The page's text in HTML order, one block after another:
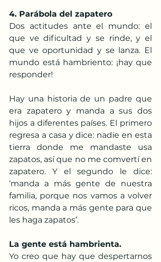
4. Parábola del zapatero
Dos actitudes ante el mundo: el
que ve dificultad y se rinde, y el
que ve oportunidad y se lanza. El
mundo está hambriento: ¡hay que
responder!
Hay una historia de un padre que
era zapatero y manda a sus dos
hijos a diferentes países. El primero
regresa a casa y dice: nadie en esta
tierra donde me mandaste usa
zapatos, así que no me comvertí en
zapatero. Y el segundo le dice:
‘manda a más gente de nuestra
familia, porque nos vamos a volver
ricos, manda a más gente para que
les haga zapatos’.
La gente está hambrienta.
Yo creo que hay que despertarnos